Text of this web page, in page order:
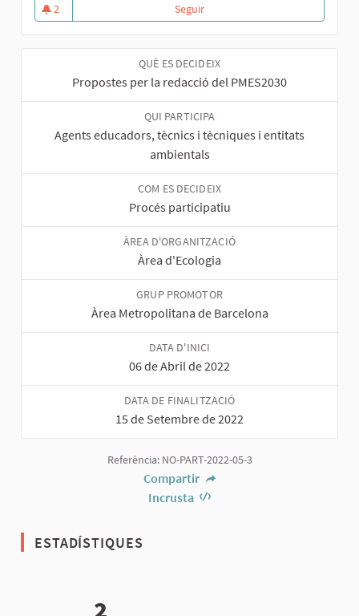
2
2 seguidores
SeguirProcés participatiu per a
QUÈ ES DECIDEIX
Propostes per la redacció del PMES2030
QUI PARTICIPA
Agents educadors, tècnics i tècniques i entitats
ambientals
COM ES DECIDEIX
Procés participatiu
ÀREA D'ORGANITZACIÓ
Àrea d'Ecologia
GRUP PROMOTOR
Àrea Metropolitana de Barcelona
DATA D'INICI
06 de Abril de 2022
DATA DE FINALITZACIÓ
15 de Setembre de 2022
Referència: NO-PART-2022-05-3
Compartir
Incrusta
ESTADÍSTIQUES